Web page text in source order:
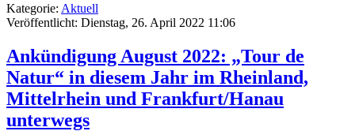
Kategorie: Aktuell
Veröffentlicht: Dienstag, 26. April 2022 11:06
Ankündigung August 2022: „Tour de
Natur“ in diesem Jahr im Rheinland,
Mittelrhein und Frankfurt/Hanau
unterwegs